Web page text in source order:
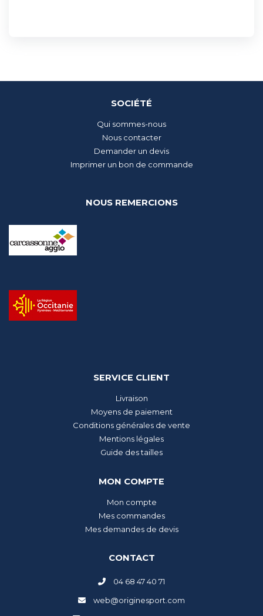
SOCIÉTÉ
Qui sommes-nous
Nous contacter
Demander un devis
Imprimer un bon de commande
NOUS REMERCIONS
SERVICE CLIENT
Livraison
Moyens de paiement
Conditions générales de vente
Mentions légales
Guide des tailles
MON COMPTE
Mon compte
Mes commandes
Mes demandes de devis
CONTACT
04 68 47 40 71
web@originesport.com